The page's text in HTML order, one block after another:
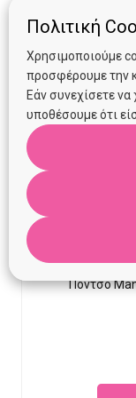
Πόντσο
Πολιτική
Χρησιμοποιούμε
προσφέρουμε την
Εάν συνεχίσετε
υποθέσουμε ότι